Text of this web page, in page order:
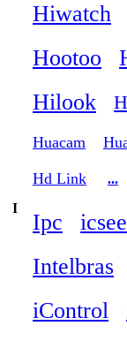
Hiwatch
Hootoo
Hilook
Huacam
Hd Link
...
I
Ipc icsee
Intelbras
iControl